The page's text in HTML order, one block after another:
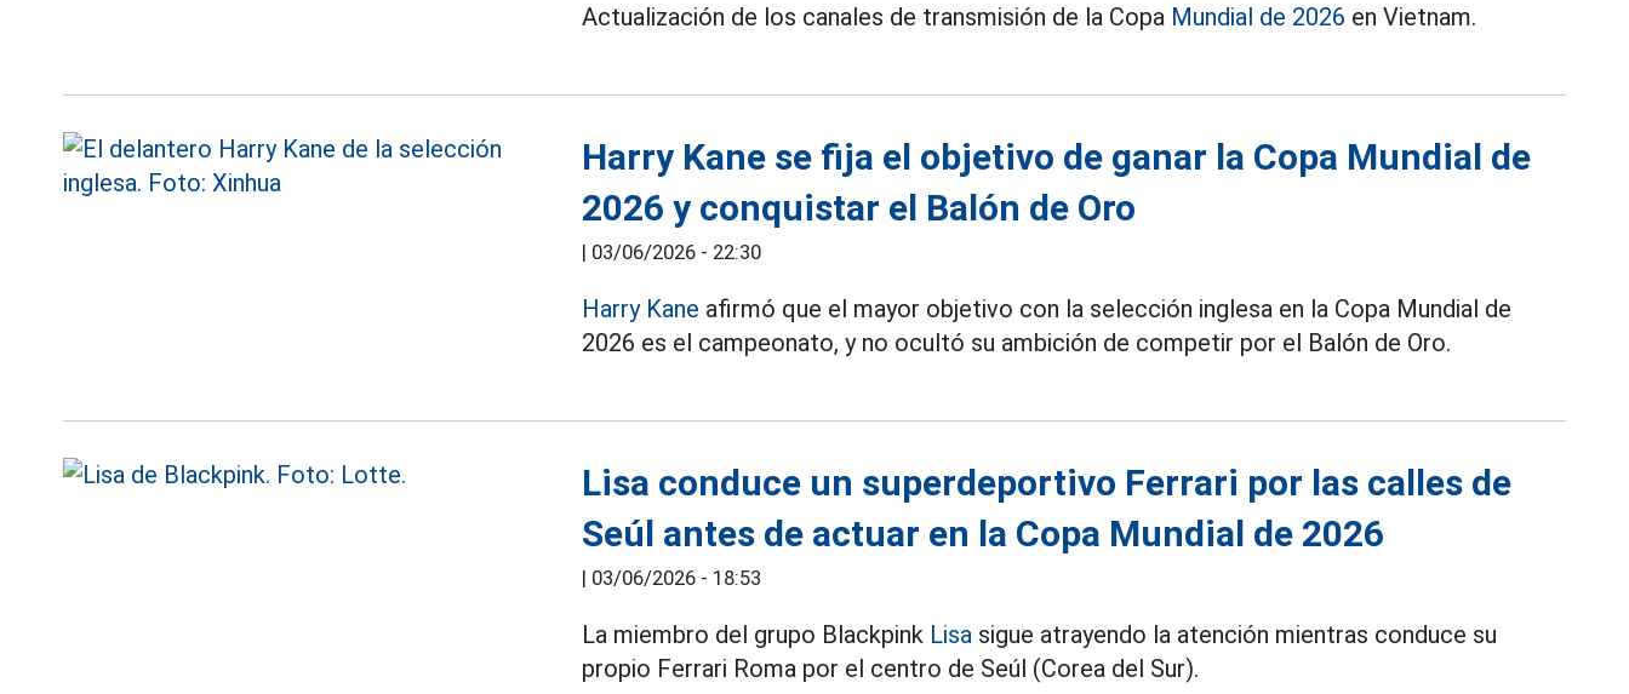
Actualización de los canales de transmisión de la Copa Mundial de 2026 en Vietnam.
Harry Kane se fija el objetivo de ganar la Copa Mundial de
2026 y conquistar el Balón de Oro
| 03/06/2026 - 22:30
Harry Kane afirmó que el mayor objetivo con la selección inglesa en la Copa Mundial de
2026 es el campeonato, y no ocultó su ambición de competir por el Balón de Oro.
Lisa conduce un superdeportivo Ferrari por las calles de
Seúl antes de actuar en la Copa Mundial de 2026
| 03/06/2026 - 18:53
La miembro del grupo Blackpink Lisa sigue atrayendo la atención mientras conduce su
propio Ferrari Roma por el centro de Seúl (Corea del Sur).